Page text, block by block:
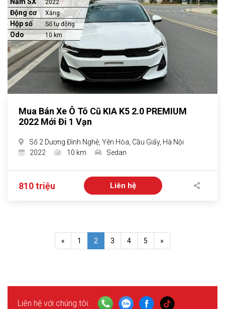
2022
Động cơ Xăng
Hộp số Số tự động
Odo 10 km
Mua Bán Xe Ô Tô Cũ KIA K5 2.0 PREMIUM
2022 Mới Đi 1 Vạn
Số 2 Dương Đình Nghệ, Yên Hòa, Cầu Giấy, Hà Nội
2022
10 km Sedan
810 triệu Liên hệ
« 1 2 3 4 5 »
Liên hệ với chúng tôi: